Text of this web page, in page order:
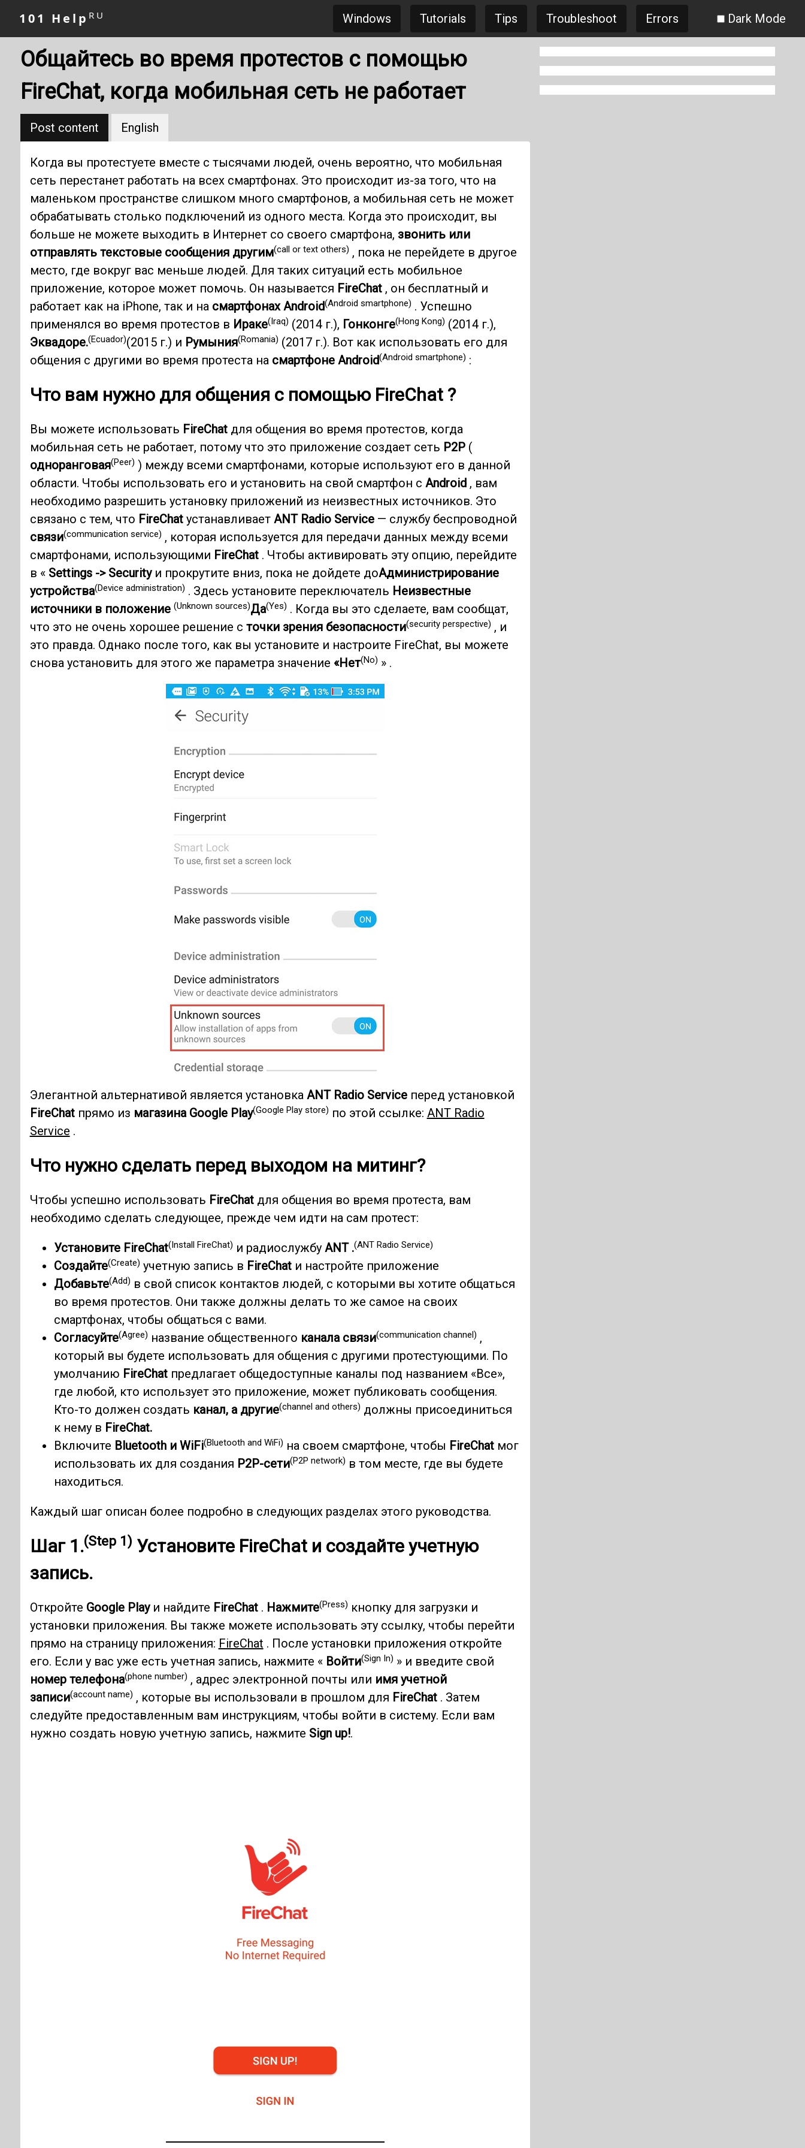
101 Help RU Windows Tutorials Tips Troubleshoot Errors Dark Mode
Общайтесь во время протестов с помощью
FireChat, когда мобильная сеть не работает
Post content English
Когда вы протестуете вместе с тысячами людей, очень вероятно, что мобильная
сеть перестанет работать на всех смартфонах. Это происходит из-за того, что на
маленьком пространстве слишком много смартфонов, а мобильная сеть не может
обрабатывать столько подключений из одного места. Когда это происходит, вы
больше не можете выходить в Интернет со своего смартфона, звонить или
отправлять текстовые сообщения другим(call or text others) , пока не перейдете в другое
место, где вокруг вас меньше людей. Для таких ситуаций есть мобильное
приложение, которое может помочь. Он называется FireChat, он бесплатный и
работает как на iPhone, так и на смартфонах Android(Android smartphone) . Успешно
применялся во время протестов в Ираке(Iraq) (2014 г.), Гонконге(Hong Kong) (2014 г.),
Эквадоре.(Ecuador)(2015 г.) и Румыния(Romania) (2017 г.). Вот как использовать его для
общения с другими во время протеста на смартфоне Android(Android smartphone) :
Что вам нужно для общения с помощью FireChat?
Вы можете использовать FireChatдля общения во время протестов, когда
мобильная сеть не работает, потому что это приложение создает сеть P2P(
одноранговая(Peer) ) между всеми смартфонами, которые используют его в данной
области. Чтобы использовать его и установить на свой смартфон с Android, вам
необходимо разрешить установку приложений из неизвестных источников. Это
связано с тем, что FireChatустанавливает ANT Radio Service— службу беспроводной
связи(communication service) , которая используется для передачи данных между всеми
смартфонами, использующими FireChat. Чтобы активировать эту опцию, перейдите
в « Settings -> Securityи прокрутите вниз, пока не дойдете доАдминистрирование
устройства(Device administration) . Здесь установите переключатель Неизвестные
источники в положение (Unknown sources)Да(Yes) . Когда вы это сделаете, вам сообщат,
что это не очень хорошее решение с точки зрения безопасности(security perspective) , и
это правда. Однако после того, как вы установите и настроите FireChat, вы можете
снова установить для этого же параметра значение «Нет(No) » .
Элегантной альтернативой является установка ANT Radio Serviceперед установкой
FireChatпрямо из магазина Google Play(Google Play store) по этой ссылке: ANT Radio
Service .
Что нужно сделать перед выходом на митинг?
Чтобы успешно использовать FireChatдля общения во время протеста, вам
необходимо сделать следующее, прежде чем идти на сам протест:
Установите FireChat(Install FireChat) и радиослужбу ANT .(ANT Radio Service)
Создайте(Create) учетную запись в FireChatи настройте приложение
Добавьте(Add) в свой список контактов людей, с которыми вы хотите общаться
во время протестов. Они также должны делать то же самое на своих
смартфонах, чтобы общаться с вами.
Согласуйте(Agree) название общественного канала связи(communication channel) ,
который вы будете использовать для общения с другими протестующими. По
умолчанию FireChatпредлагает общедоступные каналы под названием «Все»,
где любой, кто использует это приложение, может публиковать сообщения.
Кто-то должен создать канал, а другие(channel and others) должны присоединиться
к нему в FireChat.
Включите Bluetooth и WiFi(Bluetooth and WiFi) на своем смартфоне, чтобы FireChatмог
использовать их для создания P2P-сети(P2P network) в том месте, где вы будете
находиться.
Каждый шаг описан более подробно в следующих разделах этого руководства.
Шаг 1.(Step 1) Установите FireChatи создайте учетную
запись.
Откройте Google Playи найдите FireChat. Нажмите(Press) кнопку для загрузки и
установки приложения. Вы также можете использовать эту ссылку, чтобы перейти
прямо на страницу приложения: FireChat . После установки приложения откройте
его. Если у вас уже есть учетная запись, нажмите « Войти(Sign In) » и введите свой
номер телефона(phone number) , адрес электронной почты или имя учетной
записи(account name) , которые вы использовали в прошлом для FireChat. Затем
следуйте предоставленным вам инструкциям, чтобы войти в систему. Если вам
нужно создать новую учетную запись, нажмите Sign up!.